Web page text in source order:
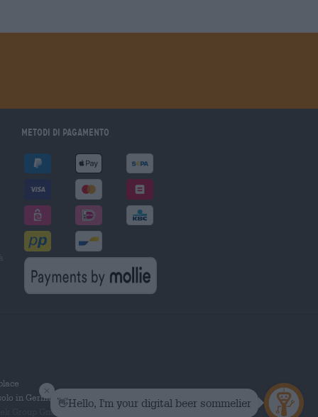
Metodi di pagamento
in Germania.
Group GmbH. Tutti i diritti riservati.